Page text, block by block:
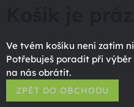
Ve tvém košíku není zatím
Potřebuješ poradit při
na nás obrátit.
ZPĚT DO OBCHODU